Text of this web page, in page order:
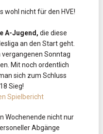
wohl nicht für den HVE!
A-Jugend, die diese
an den Start geht.
vergangenen Sonntag
Mit noch ordentlich
sich zum Schluss
Sieg!
Spielbericht
Wochenende nicht nur
Abgänge